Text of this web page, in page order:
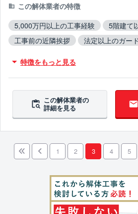
この解体業者の特徴
5,000万円以上の工事経験
5階建て
工事前の近隣挨拶
法定以上のガー
翌営業日までに連絡
特徴をもっと見る
この解体業者の
詳細を見る
1 2 3 4 5